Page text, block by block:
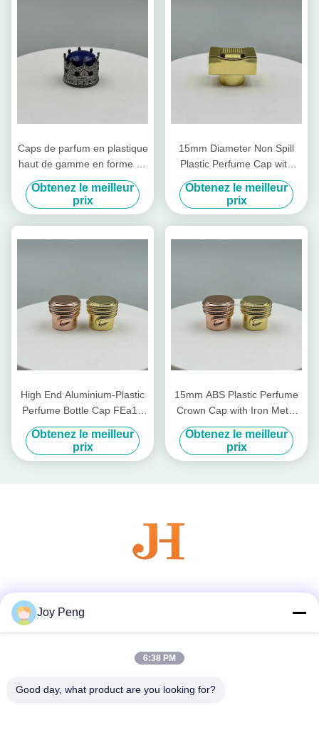
Caps de parfum en plastique
haut de gamme en forme de
couronne Caps de parfum
brillants en aluminium
Bouteille en plastique
Couvercle en plastique Caps
d'usine existants en or
Obtenez le meilleur
prix
15mm Diameter Non Spill
Plastic Perfume Cap with
Customizable Design for
Premium Packaging
Obtenez le meilleur
prix
High End Aluminium-Plastic
Perfume Bottle Cap FEa15
with Non Spill Design and 15
mm Diameter
Obtenez le meilleur
prix
15mm ABS Plastic Perfume
Crown Cap with Iron Metal
Pump for Non-Refillable
Bottle Closures in Cosmetics
Industry
Obtenez le meilleur
prix
Contactez rapidement
Télégramme
Joy Peng
6:38 PM
Good day, what product are you looking for?